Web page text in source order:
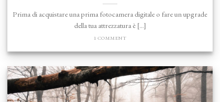
Prima di acquistare una prima fotocamera digitale o fare un upgrade
della tua attrezzatura è [...]
1 COMMENT